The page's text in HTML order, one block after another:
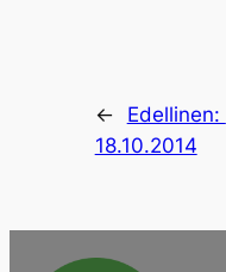
← Edellinen:
18.10.2014